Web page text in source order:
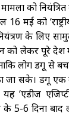
को
मई को
के लिए
लेकर पूरे देश
लोग डेंगू से
जा सके। डेंगू एक
‘एडीज
5-6 दिनों